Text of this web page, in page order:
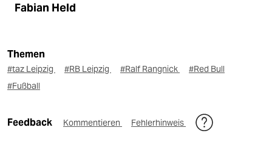
Fabian Held
Themen
#taz Leipzig #RB Leipzig #Ralf Rangnick
#Red Bull
#Fußball
Feedback Kommentieren Fehlerhinweis